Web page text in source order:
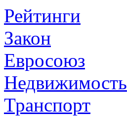
Рейтинги
Закон
Евросоюз
Недвижимость
Транспорт